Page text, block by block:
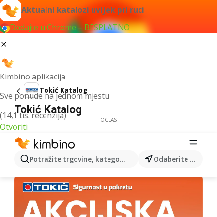
Aktualni katalozi uvijek pri ruci
Dodajte u Chrome – BESPLATNO
Kimbino aplikacija
Sve ponude na jednom mjestu
(14,1 tis. recenzija)
Otvoriti
Potražite trgovine, kategorije, proizvode... Odaberite grad
Tokić Katalog
Tokić Katalog
OGLAS